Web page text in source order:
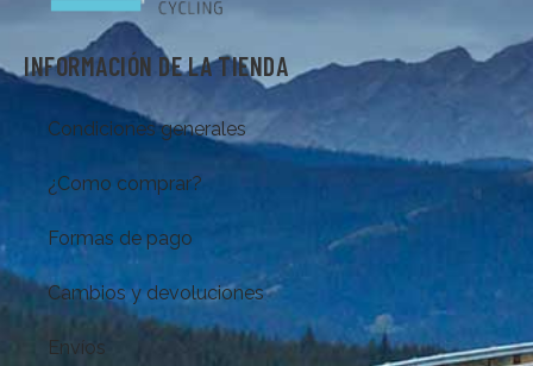
INFORMACIÓN DE LA TIENDA
Condiciones generales
¿Como comprar?
Formas de pago
Cambios y devoluciones
Envíos